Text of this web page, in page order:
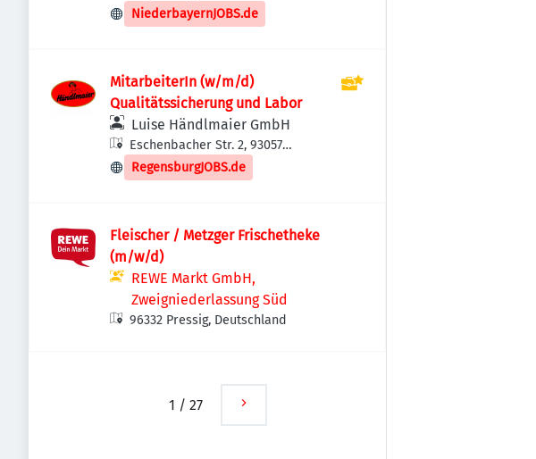
Untergriesbach, Deutschland
NiederbayernJOBS.de
MitarbeiterIn (w/m/d)
Qualitätssicherung und Labor
Luise Händlmaier GmbH
Eschenbacher Str. 2, 93057
Regensburg, Deutschland
RegensburgJOBS.de
Fleischer / Metzger Frischetheke
(m/w/d)
REWE Markt GmbH,
Zweigniederlassung Süd
96332 Pressig, Deutschland
1 / 27